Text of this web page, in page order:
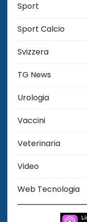
Sport
Sport Calcio
Svizzera
TG News
Urologia
Vaccini
Veterinaria
Video
Web Tecnologia